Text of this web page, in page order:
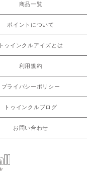
商品一覧
ポイントについて
トゥインクルアイズとは
利用規約
プライバシーポリシー
トゥインクルブログ
お問い合わせ